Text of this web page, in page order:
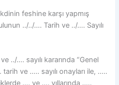
feshine karşı yapmış
../../…. Tarih ve ../…. Sayılı
../…. sayılı kararında “Genel
ve ….. sayılı onayları ile, …..